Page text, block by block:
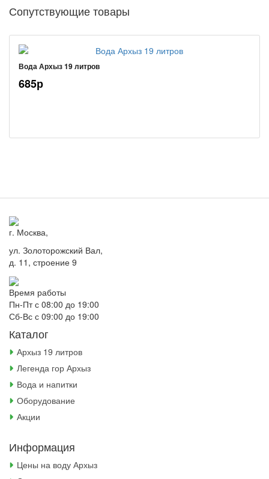
Сопутствующие товары
Вода Архыз 19 литров
685р
г. Москва,
ул. Золоторожский Вал,
д. 11, строение 9
Время работы
Пн-Пт с 08:00 до 19:00
Сб-Вс с 09:00 до 19:00
Каталог
Архыз 19 литров
Легенда гор Архыз
Вода и напитки
Оборудование
Акции
Информация
Цены на воду Архыз